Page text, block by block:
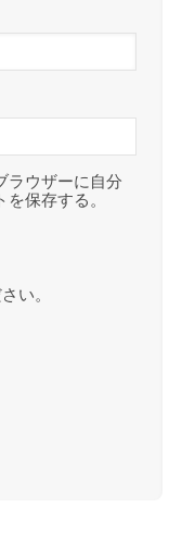
ラウザーに自分
保存する。
い。